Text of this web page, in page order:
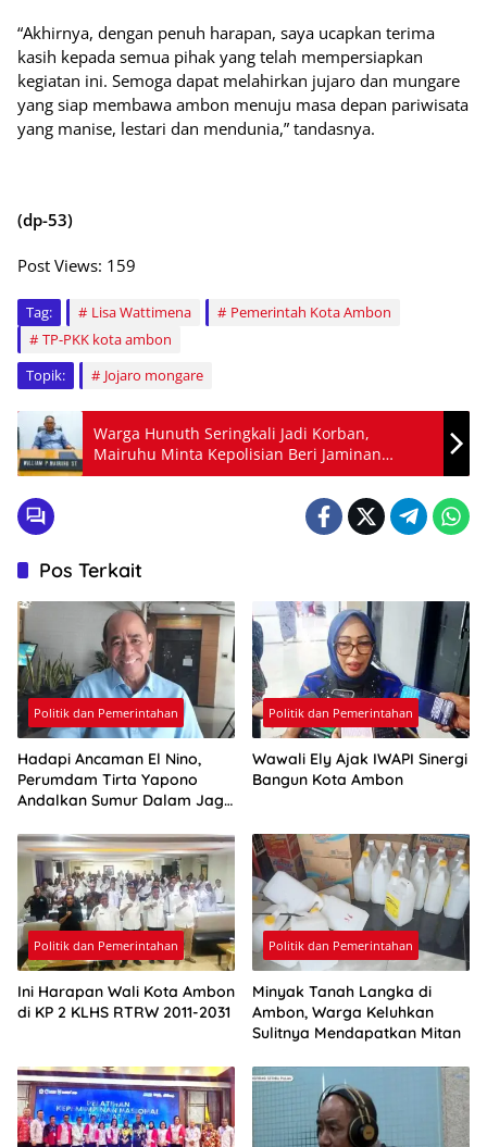
“Akhirnya, dengan penuh harapan, saya ucapkan terima
kasih kepada semua pihak yang telah mempersiapkan
kegiatan ini. Semoga dapat melahirkan jujaro dan mungare
yang siap membawa ambon menuju masa depan pariwisata
yang manise, lestari dan mendunia,” tandasnya.
(dp-53)
Post Views: 159
Tag: Lisa Wattimena
Pemerintah Kota Ambon
TP-PKK kota ambon
Topik:
Jojaro mongare
Warga Hunuth Seringkali Jadi Korban,
Mairuhu Minta Kepolisian Beri Jaminan
Keamanan Extra
Pos Terkait
Politik dan Pemerintahan
Hadapi Ancaman El Nino,
Perumdam Tirta Yapono
Andalkan Sumur Dalam Jaga
Politik dan Pemerintahan
Wawali Ely Ajak IWAPI Sinergi
Bangun Kota Ambon
Politik dan Pemerintahan
Ini Harapan Wali Kota Ambon
di KP 2 KLHS RTRW 2011-2031
Politik dan Pemerintahan
Minyak Tanah Langka di
Ambon, Warga Keluhkan
Sulitnya Mendapatkan Mitan